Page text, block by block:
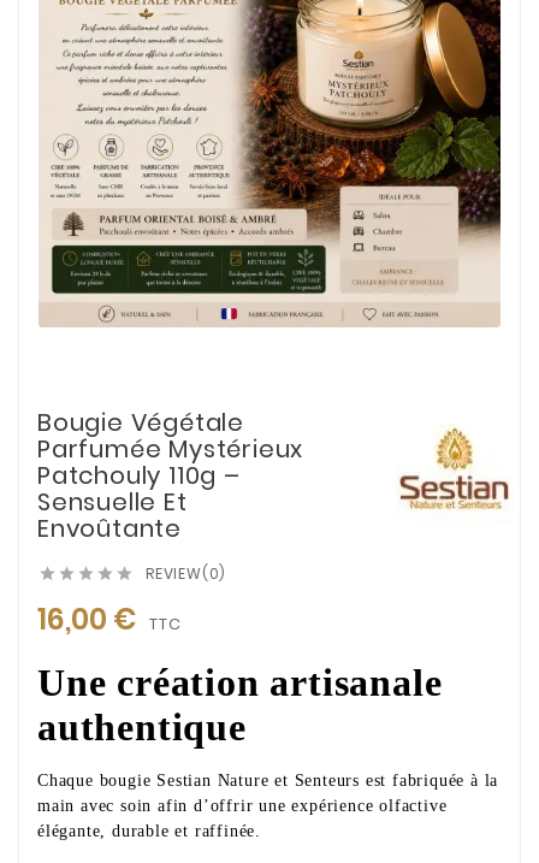
Bougie Végétale
Parfumée Mystérieux
Patchouly 110g –
Sensuelle Et
Envoûtante
     REVIEW(0)
16,00 € TTC
Une création artisanale
authentique
Chaque bougie Sestian Nature et Senteurs est fabriquée à la
main avec soin afin d’offrir une expérience olfactive
élégante, durable et raffinée.